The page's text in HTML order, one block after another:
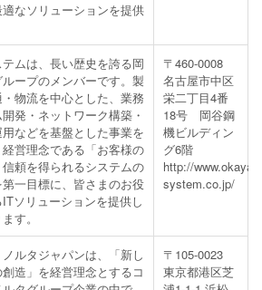
なソリューションを提供
ムは、長い歴史を誇る岡
ープのメンバーです。製
物流を中心とした、業務
発・ネットワーク構築・
などを基盤とした事業を
営理念である「お客様の
頼を得られるシステムの
一目標に、皆さまのお役
ソリューションを提供し
す。
〒460-0008
名古屋市中区
栄二丁目4番
18号 岡谷鋼
機ビルディン
グ6階
http://www.okaya-
system.co.jp/
ルタジャパンは、「新し
造」を経営理念とするコ
〒105-0023
東京都港区芝